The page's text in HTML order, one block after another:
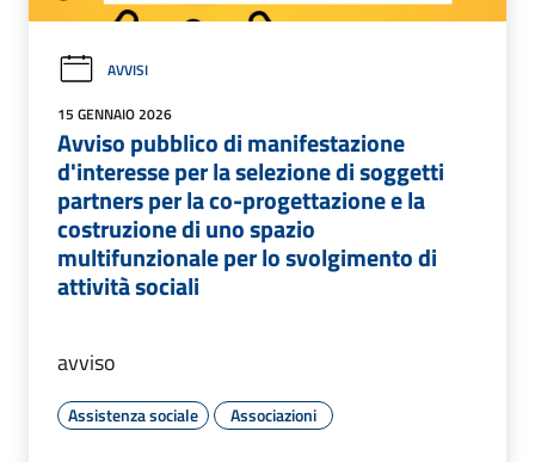
AVVISI
15 GENNAIO 2026
Avviso pubblico di manifestazione
d'interesse per la selezione di soggetti
partners per la co-progettazione e la
costruzione di uno spazio
multifunzionale per lo svolgimento di
attività sociali
avviso
Assistenza sociale Associazioni